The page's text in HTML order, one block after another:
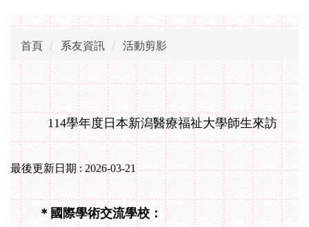
首頁 系友資訊 活動剪影
114學年度日本新潟醫療福祉大學師生來訪
最後更新日期 :2026-03-21
＊國際學術交流學校：